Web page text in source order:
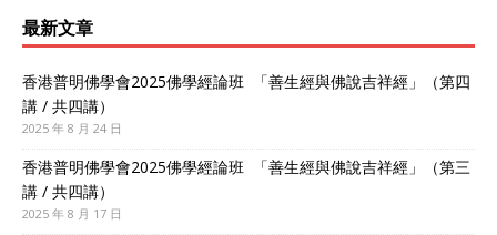
最新文章
香港普明佛學會2025佛學經論班 「善生經與佛說吉祥經」（第四
講 / 共四講）
2025 年 8 月 24 日
香港普明佛學會2025佛學經論班 「善生經與佛說吉祥經」（第三
講 / 共四講）
2025 年 8 月 17 日